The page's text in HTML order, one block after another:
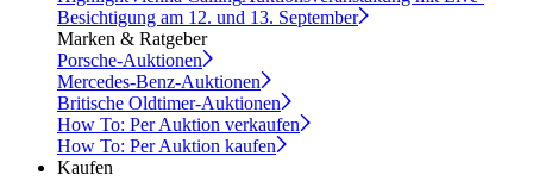
Besichtigung am 12. und 13. September
Marken & Ratgeber
Porsche-Auktionen
Mercedes-Benz-Auktionen
Britische Oldtimer-Auktionen
How To: Per Auktion verkaufen
How To: Per Auktion kaufen
Kaufen